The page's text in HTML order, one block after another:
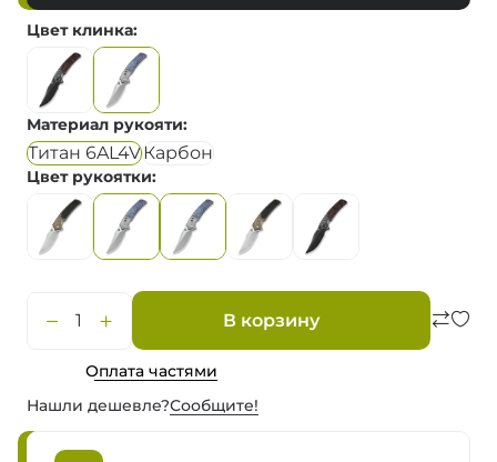
Цвет клинка
Материал рукояти
Титан 6AL4V Карбон
Цвет рукоятки
В корзину
Оплата частями
Нашли дешевле?Сообщите!